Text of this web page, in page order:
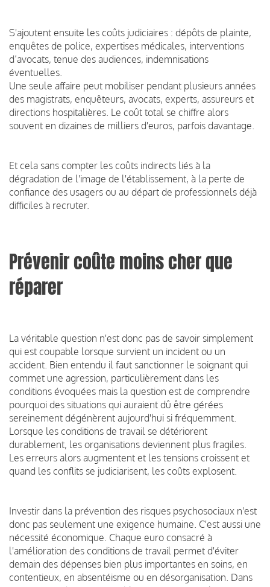
S'ajoutent ensuite les coûts judiciaires : dépôts de plainte,
enquêtes de police, expertises médicales, interventions
d’avocats, tenue des audiences, indemnisations
éventuelles.
Une seule affaire peut mobiliser pendant plusieurs années
des magistrats, enquêteurs, avocats, experts, assureurs et
directions hospitalières. Le coût total se chiffre alors
souvent en dizaines de milliers d'euros, parfois davantage.
Et cela sans compter les coûts indirects liés à la
dégradation de l'image de l'établissement, à la perte de
confiance des usagers ou au départ de professionnels déjà
difficiles à recruter.
Prévenir coûte moins cher que
réparer
La véritable question n'est donc pas de savoir simplement
qui est coupable lorsque survient un incident ou un
accident. Bien entendu il faut sanctionner le soignant qui
commet une agression, particulièrement dans les
conditions évoquées mais la question est de comprendre
pourquoi des situations qui auraient dû être gérées
sereinement dégénèrent aujourd'hui si fréquemment.
Lorsque les conditions de travail se détériorent
durablement, les organisations deviennent plus fragiles.
Les erreurs alors augmentent et les tensions croissent et
quand les conflits se judiciarisent, les coûts explosent.
Investir dans la prévention des risques psychosociaux n'est
donc pas seulement une exigence humaine. C'est aussi une
nécessité économique. Chaque euro consacré à
l'amélioration des conditions de travail permet d'éviter
demain des dépenses bien plus importantes en soins, en
contentieux, en absentéisme ou en désorganisation. Dans